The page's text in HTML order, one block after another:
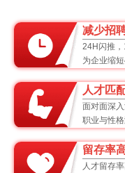
减少招
24H闪推
为企业缩
人才匹
面对面深
职业与性
留存率
人才留存